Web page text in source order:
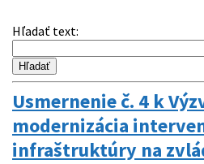
Hľadať text:
Usmernenie č. 4 k
modernizácia
infraštruktúry na